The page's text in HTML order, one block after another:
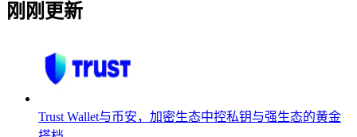
刚刚更新
Trust Wallet与币安，加密生态中控私钥与强生态的黄金